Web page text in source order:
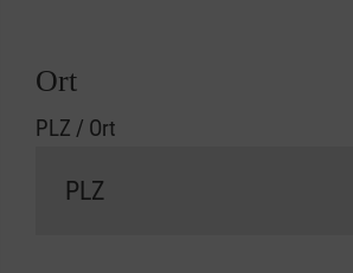
Ort
PLZ / Ort